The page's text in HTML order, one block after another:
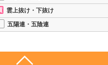
雲上抜け・下抜け
五陽連・五陰連